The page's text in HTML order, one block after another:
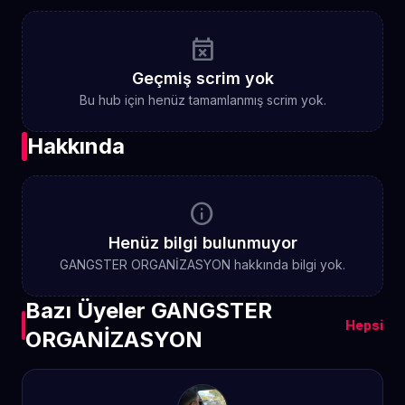
event_busy
Geçmiş scrim yok
Bu hub için henüz tamamlanmış scrim yok.
Hakkında
info
Henüz bilgi bulunmuyor
GANGSTER ORGANİZASYON hakkında bilgi yok.
Bazı Üyeler GANGSTER
ORGANİZASYON
Hepsi